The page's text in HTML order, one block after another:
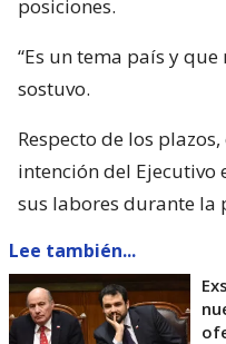
posiciones.
“Es un tema país y
sostuvo.
Respecto de los
intención del Ejecutivo
sus labores durante la
Lee también...